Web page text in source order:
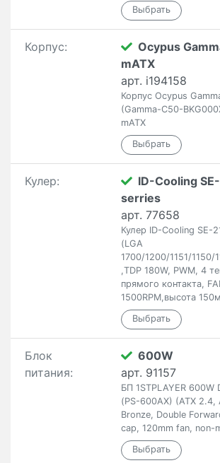
Корпус:
Ocypus
mATX
арт. i194158
Корпус Ocypus
(Gamma-C50-
mATX
Кулер:
ID-Cooling
serries
арт. 77658
Кулер ID-Cooling SE-
(LGA
1700/1200/1151/1150/
,TDP 180W, PWM, 4
прямого контакта,
1500RPM,высота
Блок
питания:
600W
арт. 91157
БП 1STPLAYER 600W
(PS-600AX) (ATX 2.4,
Bronze, Double
cap, 120mm fan, non-